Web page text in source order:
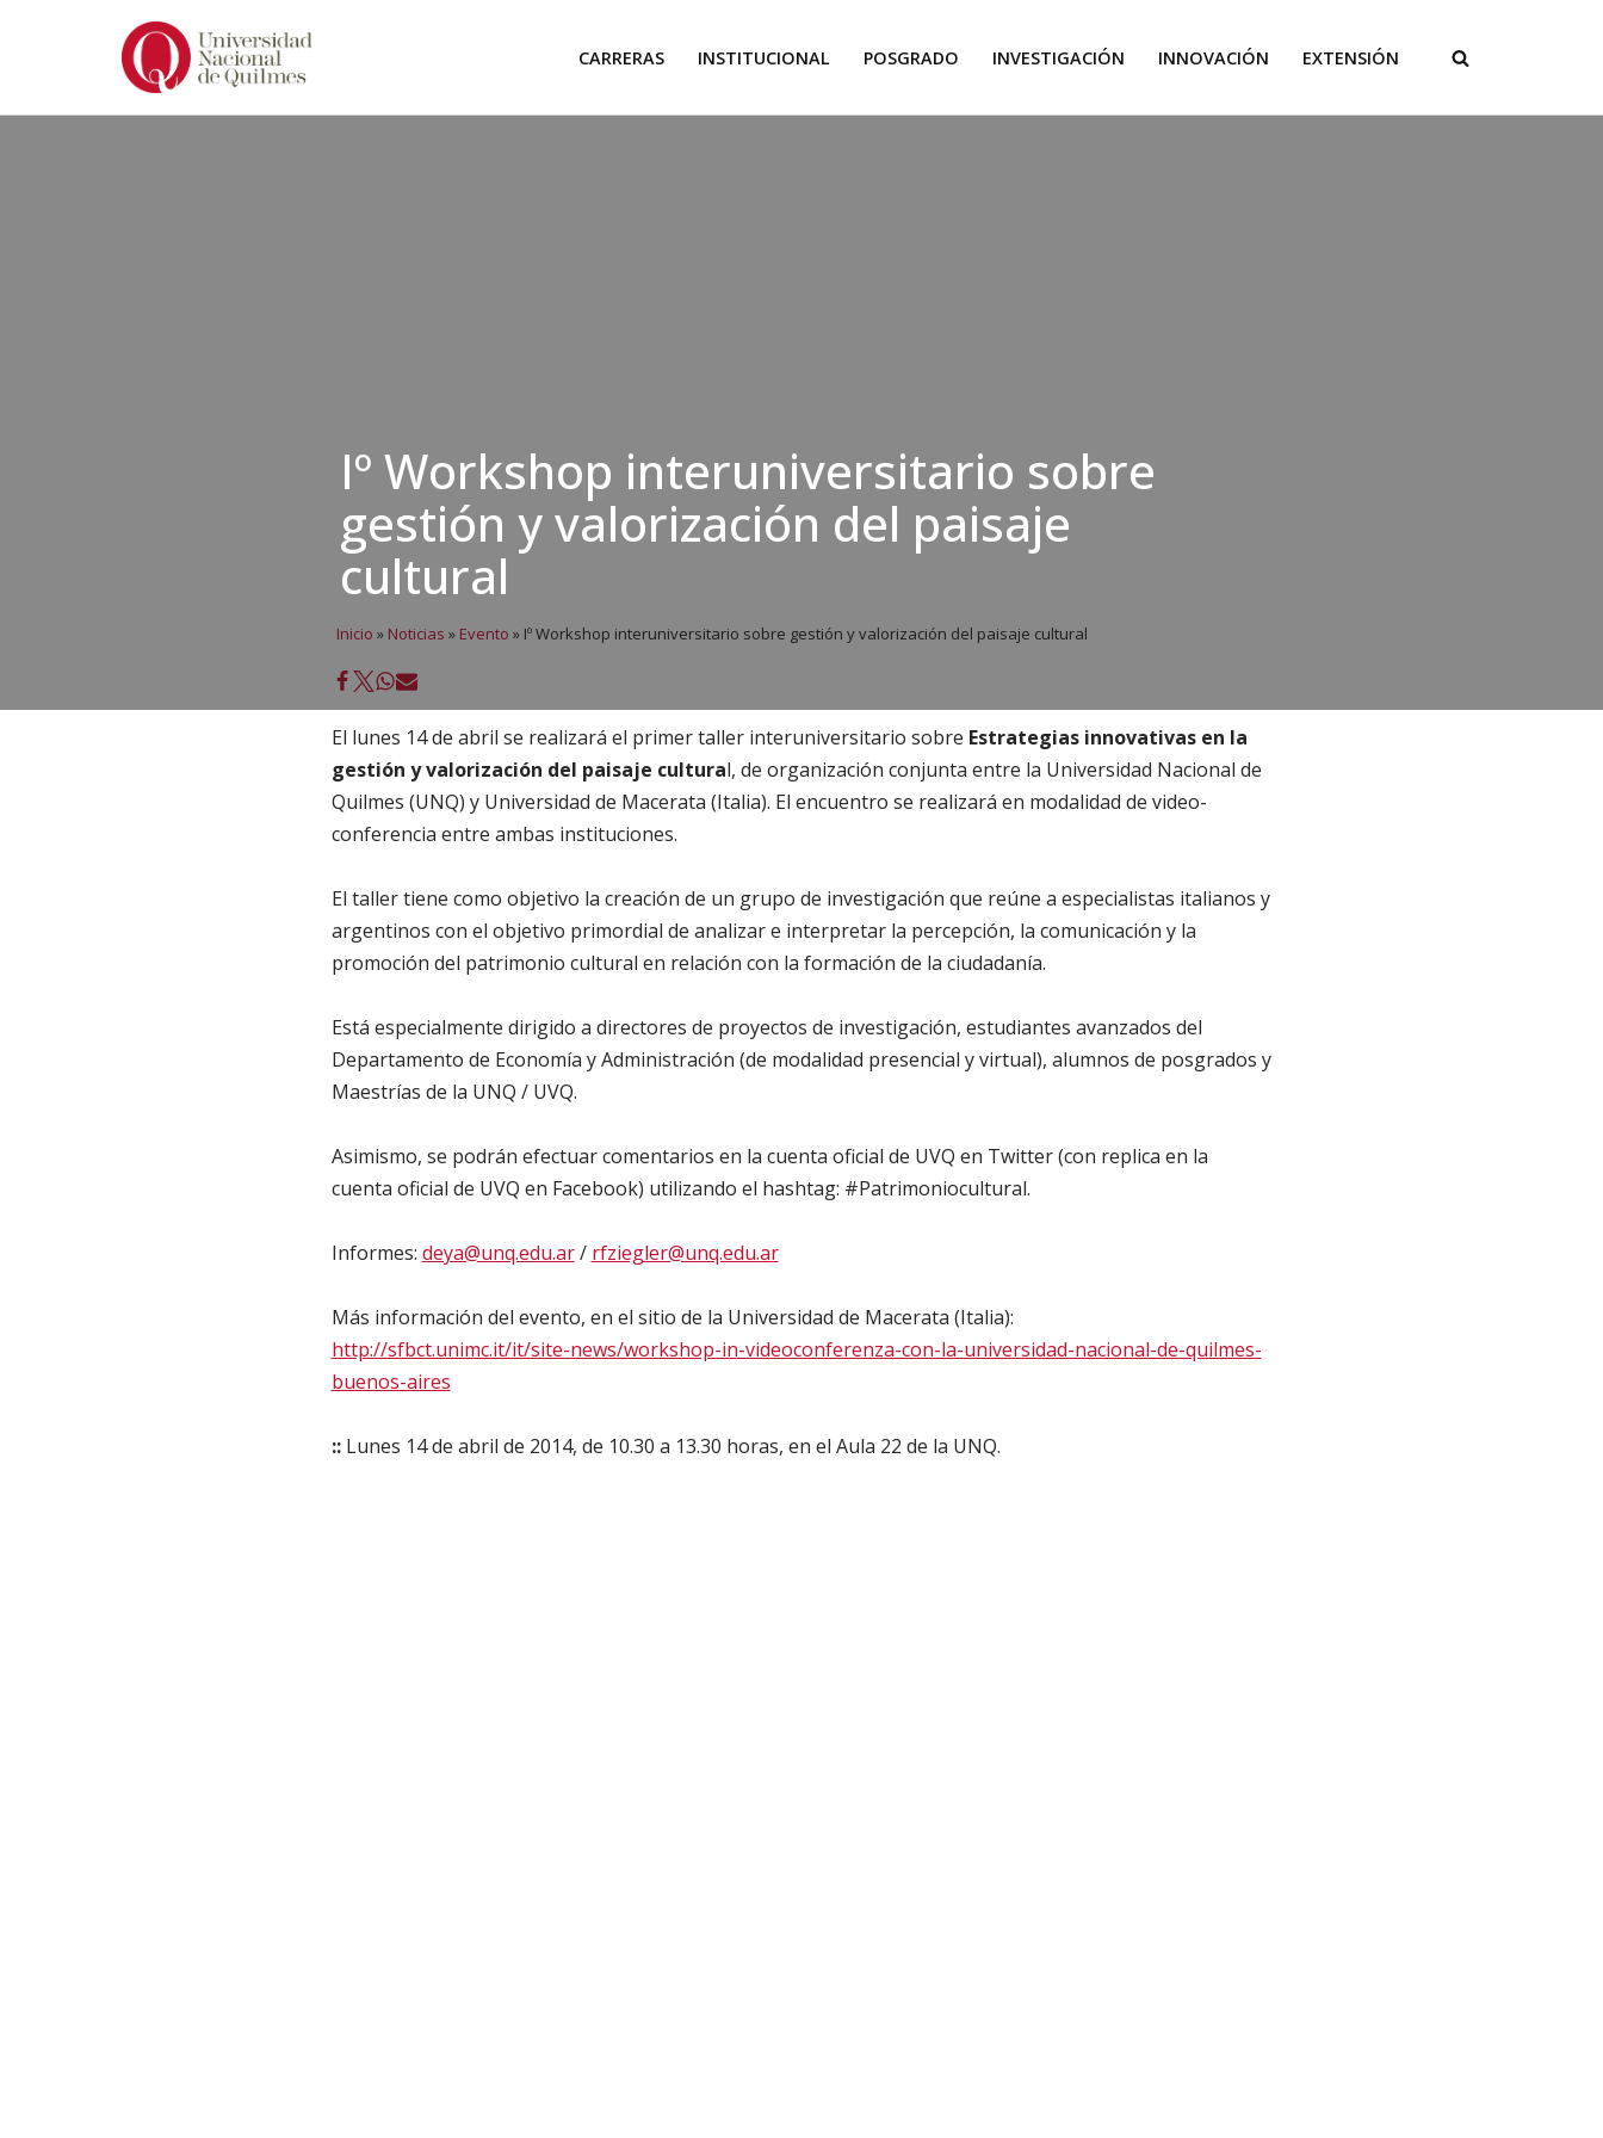
CARRERAS INSTITUCIONAL POSGRADO INVESTIGACIÓN INNOVACIÓN EXTENSIÓN
Iº Workshop interuniversitario sobre
gestión y valorización del paisaje
cultural
Inicio » Noticias » Evento » Iº Workshop interuniversitario sobre gestión y valorización del paisaje cultural
El lunes 14 de abril se realizará el primer taller interuniversitario sobre Estrategias innovativas en la
gestión y valorización del paisaje cultural, de organización conjunta entre la Universidad Nacional de
Quilmes (UNQ) y Universidad de Macerata (Italia). El encuentro se realizará en modalidad de video-
conferencia entre ambas instituciones.
El taller tiene como objetivo la creación de un grupo de investigación que reúne a especialistas italianos y
argentinos con el objetivo primordial de analizar e interpretar la percepción, la comunicación y la
promoción del patrimonio cultural en relación con la formación de la ciudadanía.
Está especialmente dirigido a directores de proyectos de investigación, estudiantes avanzados del
Departamento de Economía y Administración (de modalidad presencial y virtual), alumnos de posgrados y
Maestrías de la UNQ / UVQ.
Asimismo, se podrán efectuar comentarios en la cuenta oficial de UVQ en Twitter (con replica en la
cuenta oficial de UVQ en Facebook) utilizando el hashtag: #Patrimoniocultural.
Informes: deya@unq.edu.ar/ rfziegler@unq.edu.ar
Más información del evento, en el sitio de la Universidad de Macerata (Italia):
http://sfbct.unimc.it/it/site-news/workshop-in-videoconferenza-con-la-universidad-nacional-de-quilmes-
buenos-aires
:: Lunes 14 de abril de 2014, de 10.30 a 13.30 horas, en el Aula 22 de la UNQ.